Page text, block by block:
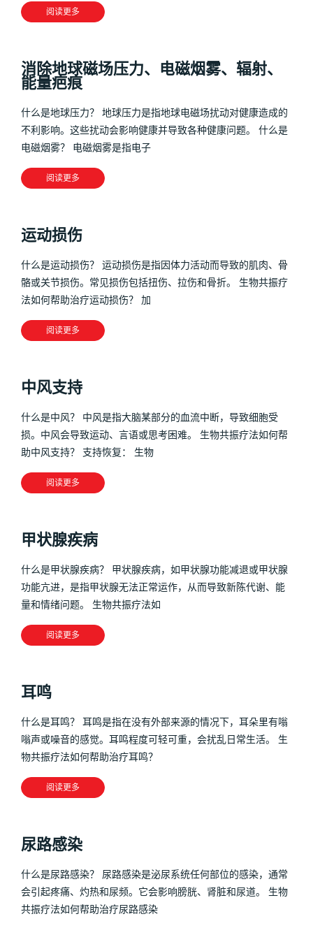
阅读更多
消除地球磁场压力、电磁烟雾、辐射、
能量疤痕
什么是地球压力？ 地球压力是指地球电磁场扰动对健康造成的
不利影响。这些扰动会影响健康并导致各种健康问题。 什么是
电磁烟雾？ 电磁烟雾是指电子
阅读更多
运动损伤
什么是运动损伤？ 运动损伤是指因体力活动而导致的肌肉、骨
骼或关节损伤。常见损伤包括扭伤、拉伤和骨折。 生物共振疗
法如何帮助治疗运动损伤？ 加
阅读更多
中风支持
什么是中风？ 中风是指大脑某部分的血流中断，导致细胞受
损。中风会导致运动、言语或思考困难。 生物共振疗法如何帮
助中风支持？ 支持恢复： 生物
阅读更多
甲状腺疾病
什么是甲状腺疾病？ 甲状腺疾病，如甲状腺功能减退或甲状腺
功能亢进，是指甲状腺无法正常运作，从而导致新陈代谢、能
量和情绪问题。 生物共振疗法如
阅读更多
耳鸣
什么是耳鸣？ 耳鸣是指在没有外部来源的情况下，耳朵里有嗡
嗡声或噪音的感觉。耳鸣程度可轻可重，会扰乱日常生活。 生
物共振疗法如何帮助治疗耳鸣？
阅读更多
尿路感染
什么是尿路感染？ 尿路感染是泌尿系统任何部位的感染，通常
会引起疼痛、灼热和尿频。它会影响膀胱、肾脏和尿道。 生物
共振疗法如何帮助治疗尿路感染